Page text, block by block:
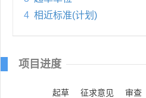
4 相近标准(计划)
项目进度
起草 征求意见 审查